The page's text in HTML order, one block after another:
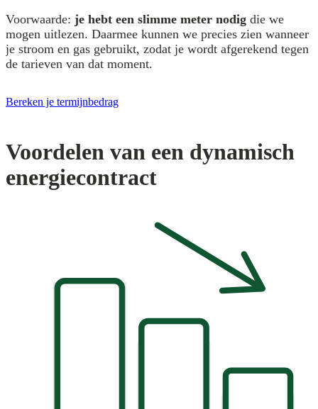
Voorwaarde: je hebt een slimme meter nodig die we
mogen uitlezen. Daarmee kunnen we precies zien wanneer
je stroom en gas gebruikt, zodat je wordt afgerekend tegen
de tarieven van dat moment.
Bereken je termijnbedrag
Voordelen van een dynamisch
energiecontract